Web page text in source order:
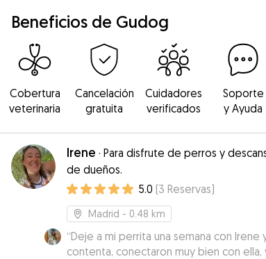
Beneficios de Gudog
Cobertura
veterinaria
Cancelación
gratuita
Cuidadores
verificados
Soporte
y Ayuda
Irene · Para disfrute de perros y
de dueños.
5.0 (3 Reservas)
Madrid - 0.48 km
“Deje a mi perrita una semana con Irene
contenta, conectaron muy bien con